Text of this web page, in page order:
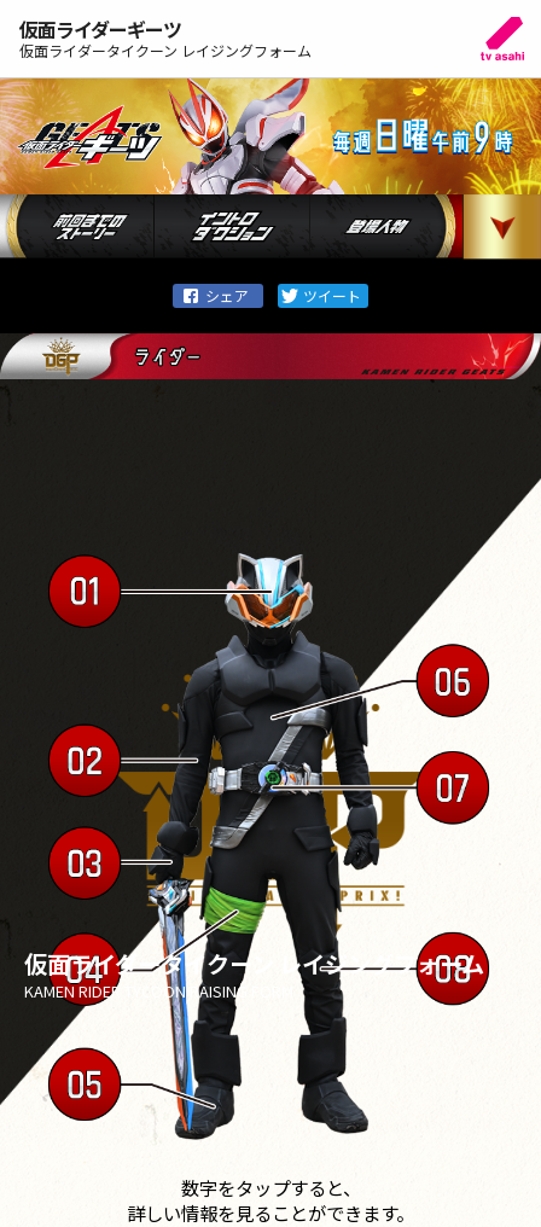
仮面ライダーギーツ
仮面ライダータイクーン レイジングフォーム
仮面ライダータイクーン レイジングフォーム
KAMEN RIDER TYCOON RAISING FORM
数字をタップすると、
詳しい情報を見ることができます。